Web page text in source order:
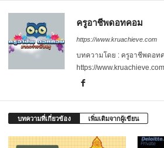
ครูอาชีพดอทคอม
https://www.kruachieve.com
บทความโดย : ครูอาชีพดอทค
https://www.kruachieve.com
บทความที่เกี่ยวข้อง เพิ่มเติมจากผู้เขียน